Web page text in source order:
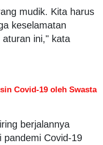
mudik. Kita harus
keselamatan
aturan ini," kata
Covid-19 oleh Swasta
berjalannya
pandemi Covid-19